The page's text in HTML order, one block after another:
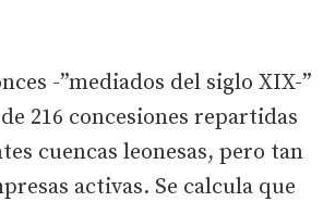
-”mediados del siglo XIX-”
216 concesiones repartidas
cuencas leonesas, pero tan
activas. Se calcula que